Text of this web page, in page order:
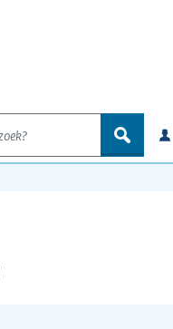
zoek?
zoek